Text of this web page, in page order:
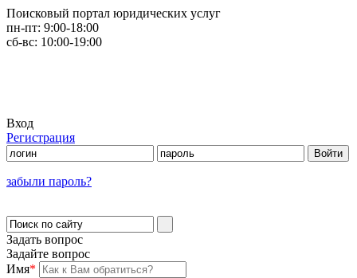
Поисковый портал юридических услуг
пн-пт: 9:00-18:00
сб-вс: 10:00-19:00
Вход
Регистрация
забыли пароль?
Задать вопрос
Задайте вопрос
Имя*